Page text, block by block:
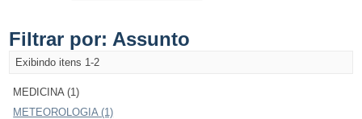
Filtrar por: Assunto
Exibindo itens 1-2
MEDICINA (1)
METEOROLOGIA (1)